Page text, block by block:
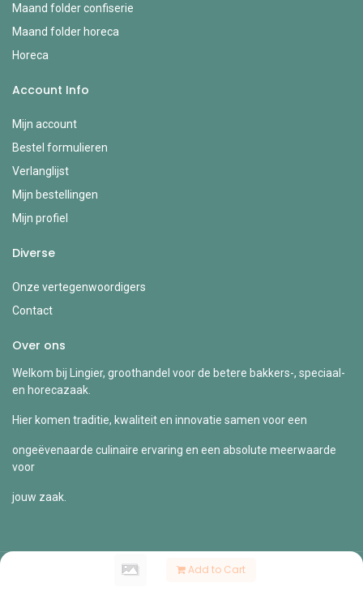
Add to Cart
Maand folder confiserie
Maand folder horeca
Horeca
Account Info
Mijn account
Bestel formulieren
Verlanglijst
Mijn bestellingen
Mijn profiel
Diverse
Onze vertegenwoordigers
Contact
Over ons
Welkom bij Lingier, groothandel voor de betere bakkers-, speciaal-
en horecazaak.
Hier komen traditie, kwaliteit en innovatie samen voor een
ongeëvenaarde culinaire ervaring en een absolute meerwaarde
voor
jouw zaak.
Copyright © Lingier